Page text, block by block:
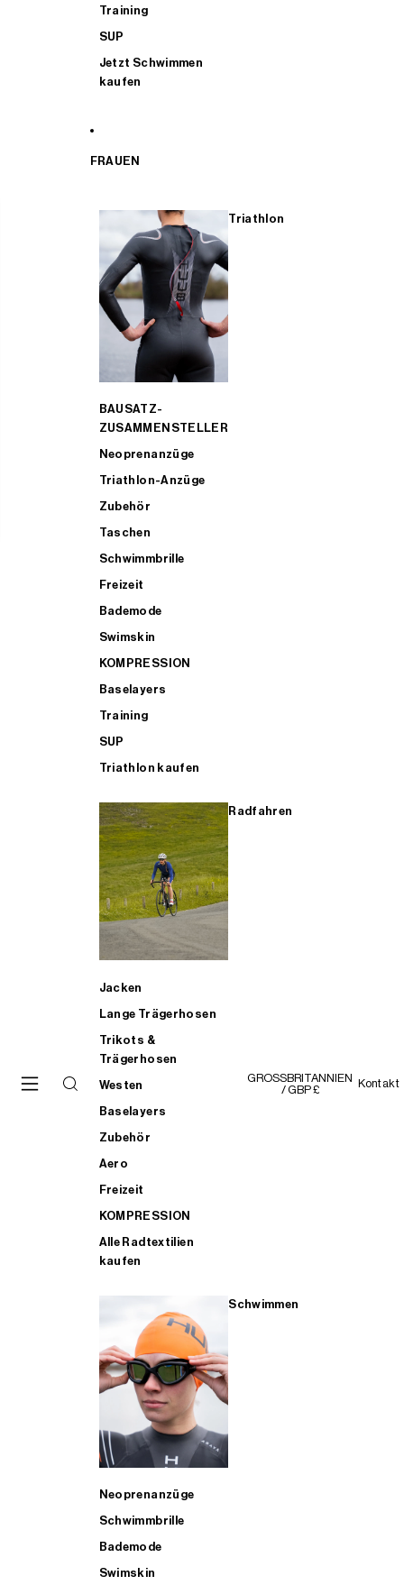
Training
SUP
Jetzt Schwimmen
kaufen
FRAUEN
Triathlon
BAUSATZ-
ZUSAMMENSTELLER
Neoprenanzüge
Triathlon-Anzüge
Zubehör
Taschen
Schwimmbrille
Freizeit
Bademode
Swimskin
KOMPRESSION
Baselayers
Training
SUP
Triathlon kaufen
Radfahren
Jacken
Lange Trägerhosen
Trikots &
Trägerhosen
Westen
Baselayers
Zubehör
Aero
Freizeit
KOMPRESSION
Alle Radtextilien
kaufen
Schwimmen
Neoprenanzüge
Schwimmbrille
Bademode
Swimskin
GROSSBRITANNIEN
/ GBP £
Kontakt